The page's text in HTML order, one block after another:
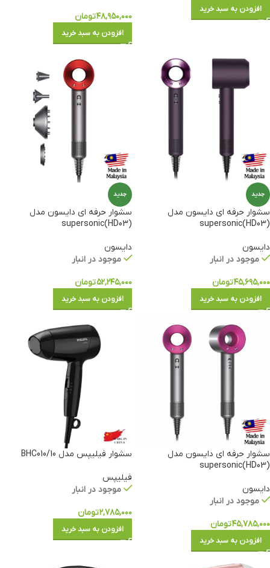
افزودن به سبد خرید
۴۸,۹۵۰,۰۰۰تومان
افزودن به سبد خرید
جدید
سشوار حرفه ای دایسون مدل
supersonic(HD03)
دایسون
موجود در انبار
۴۵,۶۹۵,۰۰۰تومان
افزودن به سبد خرید
جدید
سشوار حرفه ای دایسون مدل
supersonic(HD03)
دایسون
موجود در انبار
۵۲,۲۴۵,۰۰۰تومان
افزودن به سبد خرید
سشوار حرفه ای دایسون مدل
supersonic(HD03)
دایسون
موجود در انبار
۴۵,۷۸۵,۰۰۰تومان
افزودن به سبد خرید
سشوار فیلیپس مدل BHC010/10
فیلیپس
موجود در انبار
۲,۷۸۵,۰۰۰تومان
افزودن به سبد خرید